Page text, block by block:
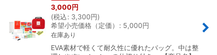
3,000円
(税込: 3,300円)
希望小売価格（定価）
: 5,000円
在庫あり
EVA素材で軽くて耐久性に優れたバッグ。中は整